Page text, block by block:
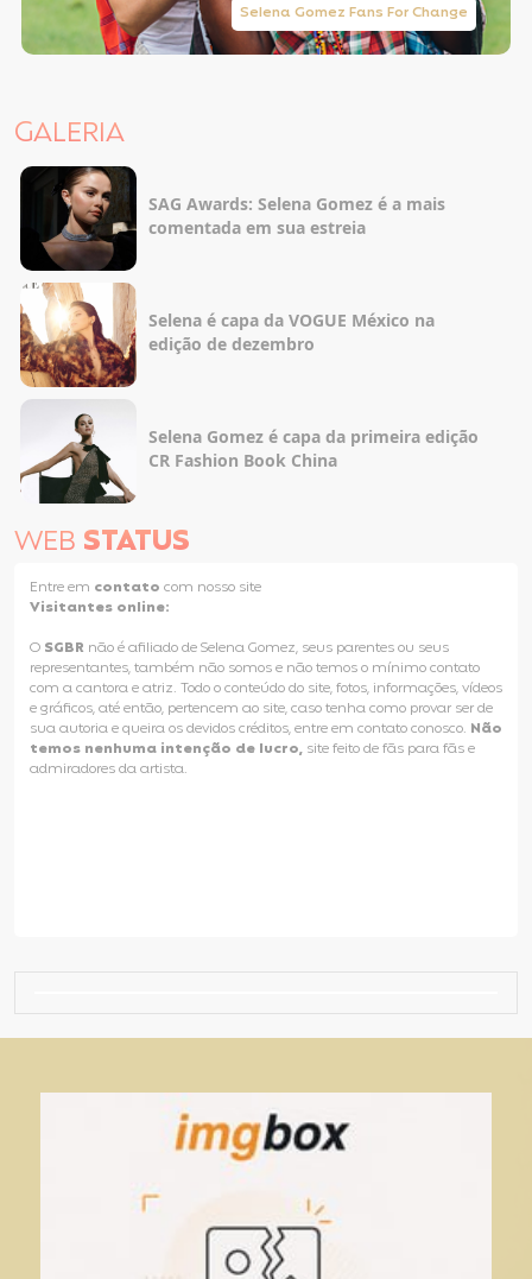
Selena Gomez Fans For Change
GALERIA
SAG Awards: Selena Gomez é a mais
comentada em sua estreia
Selena é capa da VOGUE México na
edição de dezembro
Selena Gomez é capa da primeira edição
CR Fashion Book China
WEB STATUS
Entre em contato com nosso site
Visitantes online:
O SGBR não é afiliado de Selena Gomez, seus parentes ou seus
representantes, também não somos e não temos o mínimo contato
com a cantora e atriz. Todo o conteúdo do site, fotos, informações, vídeos
e gráficos, até então, pertencem ao site, caso tenha como provar ser de
sua autoria e queira os devidos créditos, entre em contato conosco. Não
temos nenhuma intenção de lucro, site feito de fãs para fãs e
admiradores da artista.